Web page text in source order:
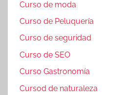
Curso de moda
Curso de Peluquería
Curso de seguridad
Curso de SEO
Curso Gastronomía
Cursod de naturaleza